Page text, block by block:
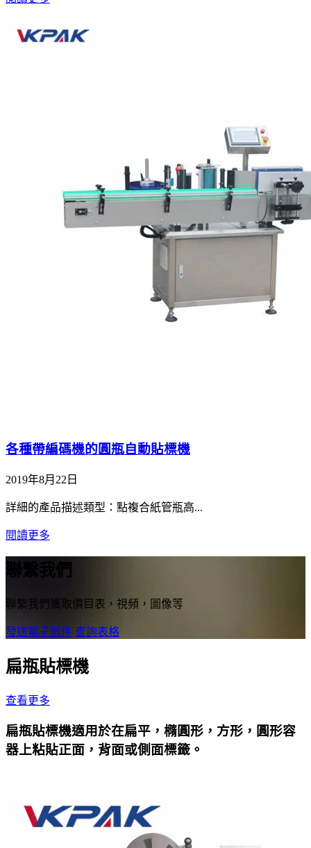
各種帶編碼機的圓瓶自動貼標機
2019年8月22日
詳細的產品描述類型：點複合紙管瓶高...
閱讀更多
聯繫我們
聯繫我們獲取價目表，視頻，圖像等
發送電子郵件 查詢表格
扁瓶貼標機
查看更多
扁瓶貼標機適用於在扁平，橢圓形，方形，圓形容
器上粘貼正面，背面或側面標籤。